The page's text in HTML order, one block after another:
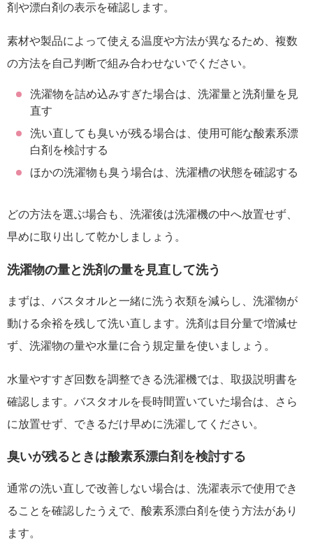
剤や漂白剤の表示を確認します。
素材や製品によって使える温度や方法が異なるため、複数
の方法を自己判断で組み合わせないでください。
洗濯物を詰め込みすぎた場合は、洗濯量と洗剤量を見
直す
洗い直しても臭いが残る場合は、使用可能な酸素系漂
白剤を検討する
ほかの洗濯物も臭う場合は、洗濯槽の状態を確認する
どの方法を選ぶ場合も、洗濯後は洗濯機の中へ放置せず、
早めに取り出して乾かしましょう。
洗濯物の量と洗剤の量を見直して洗う
まずは、バスタオルと一緒に洗う衣類を減らし、洗濯物が
動ける余裕を残して洗い直します。洗剤は目分量で増減せ
ず、洗濯物の量や水量に合う規定量を使いましょう。
水量やすすぎ回数を調整できる洗濯機では、取扱説明書を
確認します。バスタオルを長時間置いていた場合は、さら
に放置せず、できるだけ早めに洗濯してください。
臭いが残るときは酸素系漂白剤を検討する
通常の洗い直しで改善しない場合は、洗濯表示で使用でき
ることを確認したうえで、酸素系漂白剤を使う方法があり
ます。